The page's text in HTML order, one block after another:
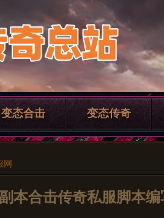
变态合击 变态传奇
网
本合击传奇私服脚本编